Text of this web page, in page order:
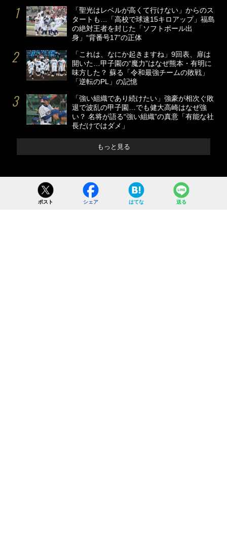
「聖光はレベルが高くて行けない」からのス
タートも…「高校で球速15キロアップ」福島
の絶対王者を封じた「ソフトボール出
身」“背番号17”の正体
「これは、なにか起きますね」9回表、扉は
開いた…甲子園の“魔力”はなぜ熊本・有明に
味方した？ 蘇る「令和最強チームの敗戦」
「逆転のPL」の記憶
「強い組織であり続けたい」強豪が相次ぐ敗
退で波乱の甲子園…でも健大高崎はなぜ強
い？ 名将が語る“強い組織”の真意「有能な社
長だけではダメ」
もっと見る
ポスト シェア はてな 送る